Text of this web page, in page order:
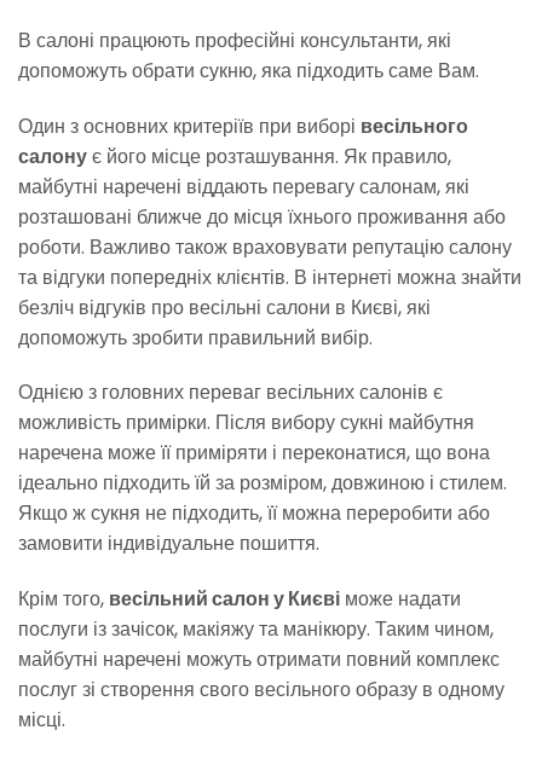
В салоні працюють професійні консультанти, які
допоможуть обрати сукню, яка підходить саме Вам.
Один з основних критеріїв при виборі весільного
салонує його місце розташування. Як правило,
майбутні наречені віддають перевагу салонам, які
розташовані ближче до місця їхнього проживання або
роботи. Важливо також враховувати репутацію салону
та відгуки попередніх клієнтів. В інтернеті можна знайти
безліч відгуків про весільні салони в Києві, які
допоможуть зробити правильний вибір.
Однією з головних переваг весільних салонів є
можливість примірки. Після вибору сукні майбутня
наречена може її приміряти і переконатися, що вона
ідеально підходить їй за розміром, довжиною і стилем.
Якщо ж сукня не підходить, її можна переробити або
замовити індивідуальне пошиття.
Крім того, весільний салон у Києві може надати
послуги із зачісок, макіяжу та манікюру. Таким чином,
майбутні наречені можуть отримати повний комплекс
послуг зі створення свого весільного образу в одному
місці.